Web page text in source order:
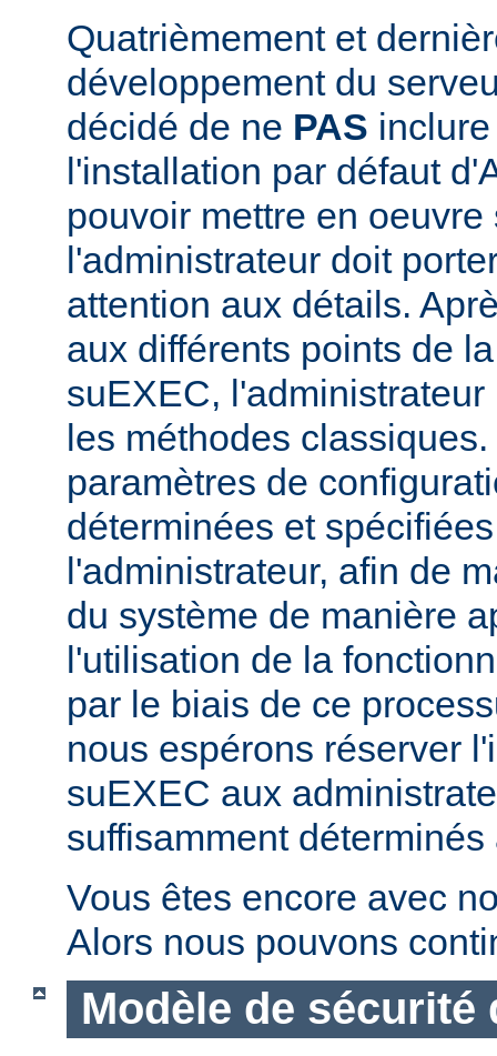
Quatrièmement et
développement du
décidé de ne PAS
l'installation par défaut
pouvoir mettre en oeuvre
l'administrateur doit
attention aux détails.
aux différents points de
suEXEC,
les méthodes
paramètres de
déterminées et
l'administrateur, afin de
du système de manière
l'utilisation de la
par le biais de ce
nous espérons réserver
suEXEC aux
suffisamment
Vous êtes encore avec
Alors nous pouvons
Modèle de sécurité